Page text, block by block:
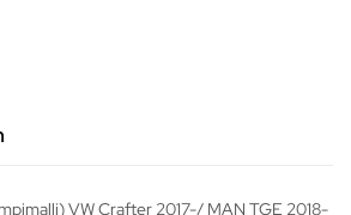
VW Crafter 2017-/ MAN TGE 2018-